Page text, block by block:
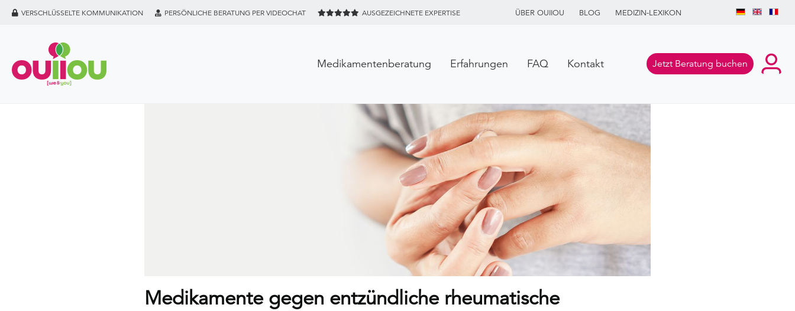
VERSCHLÜSSELTE KOMMUNIKATION PERSÖNLICHE BERATUNG PER VIDEOCHAT AUSGEZEICHNETE EXPERTISE ÜBER OUIIOU BLOG MEDIZIN-LEXIKON
Medikamentenberatung Erfahrungen FAQ Kontakt Jetzt Beratung buchen
Medikamente gegen entzündliche rheumatische